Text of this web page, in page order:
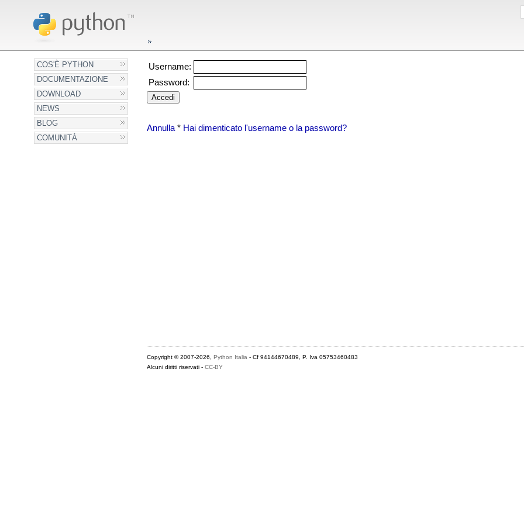
COS'È PYTHON
DOCUMENTAZIONE
DOWNLOAD
NEWS
BLOG
COMUNITÀ
Username:
Password:
Annulla* Hai dimenticato l'username o la password?
Copyright © 2007-2026, Python Italia - Cf 94144670489, P. Iva 05753460483
Alcuni diritti riservati - CC-BY